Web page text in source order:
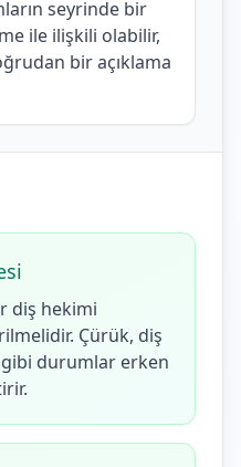
seyrinde bir
ile ilişkili olabilir,
bir açıklama
diş hekimi
Çürük, diş
gibi durumlar erken